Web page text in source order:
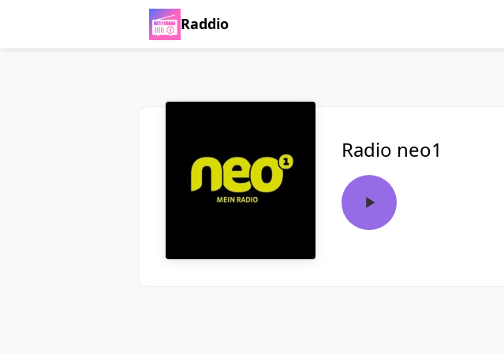
Raddio
Radio neo1